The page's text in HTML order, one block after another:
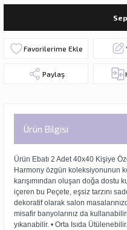
Paylaş
Ürün Bilgisi
Ürün Ebatı 2 Adet 40x40 Kişiye
Harmony özgün koleksiyonunun
karışımından oluşan doğa dostu
içeren bu Peçete, eşsiz tarzını
dekoratif olarak salon
misafir banyolarınız da
yıkanabilir. • Orta Isıda